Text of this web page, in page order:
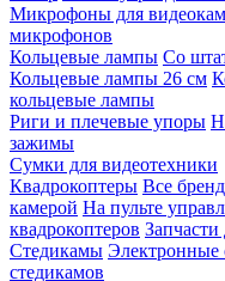
Микрофоны для
микрофонов
Кольцевые лампы Со
Кольцевые лампы 26 см
кольцевые лампы
Риги и плечевые упоры
зажимы
Сумки для видеотехники
Квадрокоптеры Все
камерой На пульте
квадрокоптеров Запчасти
Стедикамы Электронные
стедикамов